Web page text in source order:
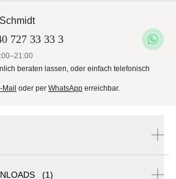
727 33 33 3
beraten lassen, oder einfach telefonisch
Mail oder per WhatsApp erreichbar.
bestellen möchten,
(1)